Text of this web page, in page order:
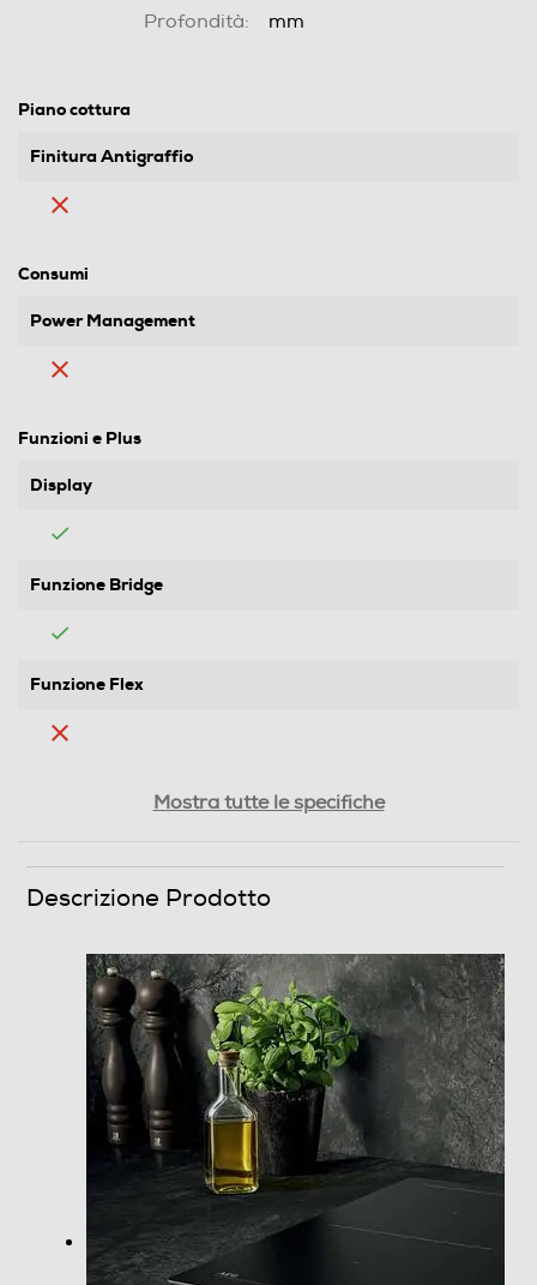
Profondità:
mm
Piano cottura
Finitura Antigraffio
Consumi
Power Management
Funzioni e Plus
Display
Funzione Bridge
Funzione Flex
Comandi Slide
Funzione Power Boost
Dimensioni - Peso
Peso-Kg
Mostra tutte le specifiche
Descrizione Prodotto